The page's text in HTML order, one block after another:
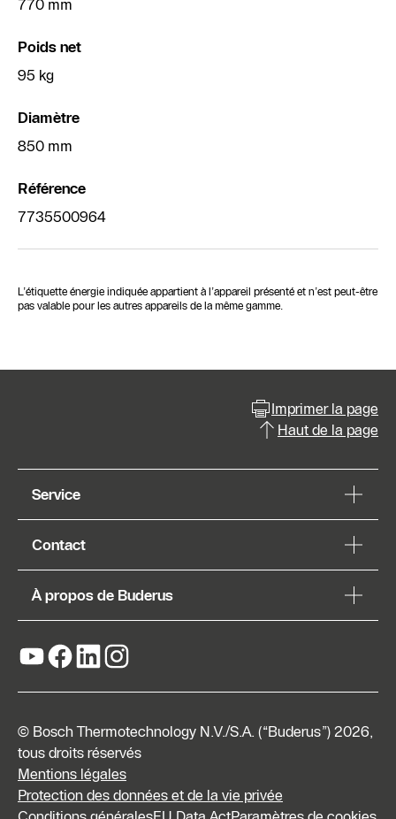
770 mm
Poids net
95 kg
Diamètre
850 mm
Référence
7735500964
L’étiquette énergie indiquée appartient à l’appareil présenté et n’est peut-être
pas valable pour les autres appareils de la même gamme.
Imprimer la page
Haut de la page
Service
Contact
À propos de Buderus
© Bosch Thermotechnology N.V./S.A. (“Buderus”) 2026,
tous droits réservés
Mentions légales
Protection des données et de la vie privée